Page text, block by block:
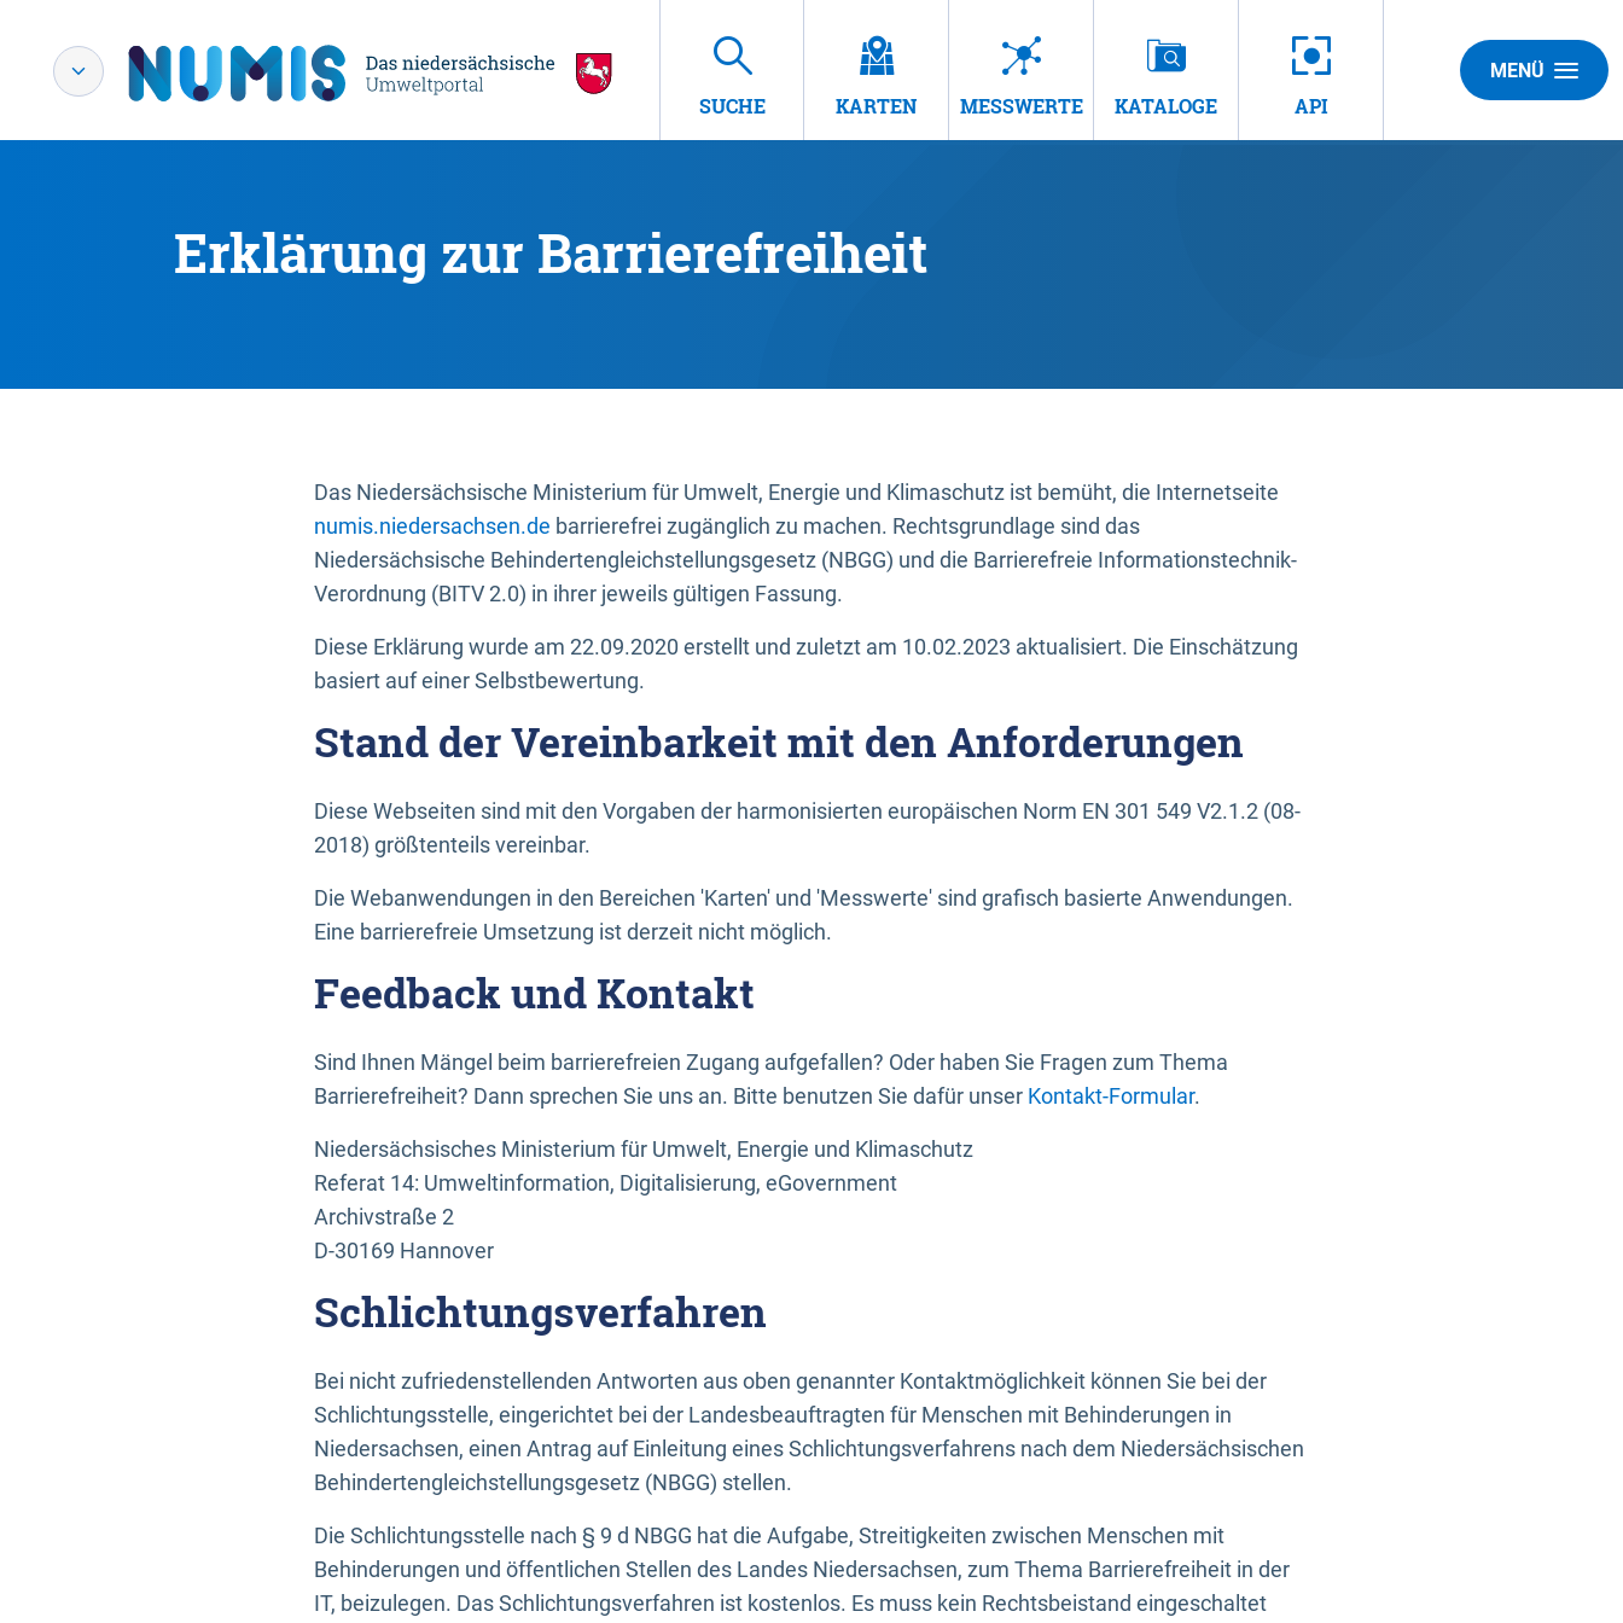
SUCHE KARTEN MESSWERTE KATALOGE API
MENÜ
Erklärung zur Barrierefreiheit
Das Niedersächsische Ministerium für Umwelt, Energie und Klimaschutz ist bemüht, die Internetseite
numis.niedersachsen.de barrierefrei zugänglich zu machen. Rechtsgrundlage sind das
Niedersächsische Behindertengleichstellungsgesetz (NBGG) und die Barrierefreie Informationstechnik-
Verordnung (BITV 2.0) in ihrer jeweils gültigen Fassung.
Diese Erklärung wurde am 22.09.2020 erstellt und zuletzt am 10.02.2023 aktualisiert. Die Einschätzung
basiert auf einer Selbstbewertung.
Stand der Vereinbarkeit mit den Anforderungen
Diese Webseiten sind mit den Vorgaben der harmonisierten europäischen Norm EN 301 549 V2.1.2 (08-
2018) größtenteils vereinbar.
Die Webanwendungen in den Bereichen 'Karten' und 'Messwerte' sind grafisch basierte Anwendungen.
Eine barrierefreie Umsetzung ist derzeit nicht möglich.
Feedback und Kontakt
Sind Ihnen Mängel beim barrierefreien Zugang aufgefallen? Oder haben Sie Fragen zum Thema
Barrierefreiheit? Dann sprechen Sie uns an. Bitte benutzen Sie dafür unser Kontakt-Formular.
Niedersächsisches Ministerium für Umwelt, Energie und Klimaschutz
Referat 14: Umweltinformation, Digitalisierung, eGovernment
Archivstraße 2
D-30169 Hannover
Schlichtungsverfahren
Bei nicht zufriedenstellenden Antworten aus oben genannter Kontaktmöglichkeit können Sie bei der
Schlichtungsstelle, eingerichtet bei der Landesbeauftragten für Menschen mit Behinderungen in
Niedersachsen, einen Antrag auf Einleitung eines Schlichtungsverfahrens nach dem Niedersächsischen
Behindertengleichstellungsgesetz (NBGG) stellen.
Die Schlichtungsstelle nach § 9 d NBGG hat die Aufgabe, Streitigkeiten zwischen Menschen mit
Behinderungen und öffentlichen Stellen des Landes Niedersachsen, zum Thema Barrierefreiheit in der
IT, beizulegen. Das Schlichtungsverfahren ist kostenlos. Es muss kein Rechtsbeistand eingeschaltet